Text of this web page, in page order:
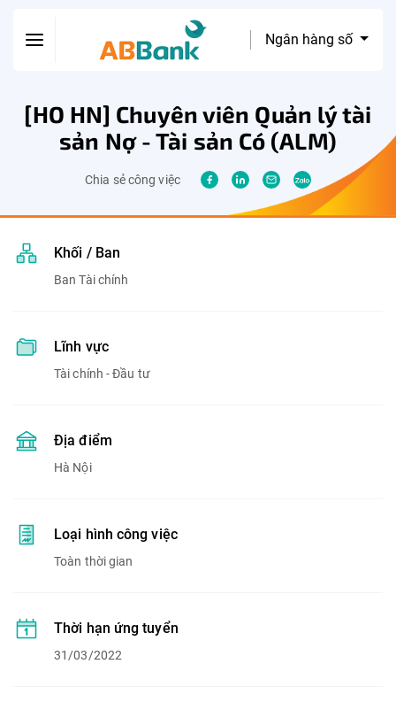
Ngân hàng số
[HO HN] Chuyên viên Quản lý tài
sản Nợ - Tài sản Có (ALM)
Chia sẻ công việc
Khối / Ban
Ban Tài chính
Lĩnh vực
Tài chính - Đầu tư
Địa điểm
Hà Nội
Loại hình công việc
Toàn thời gian
Thời hạn ứng tuyển
31/03/2022